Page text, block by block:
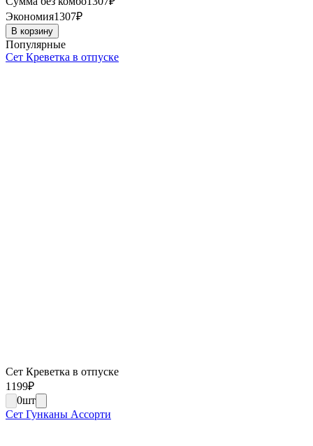
Экономия1307₽
В корзину
Популярные
Сет Креветка в отпуске
Сет Креветка в отпуске
1199₽
0шт
Сет Гунканы Ассорти